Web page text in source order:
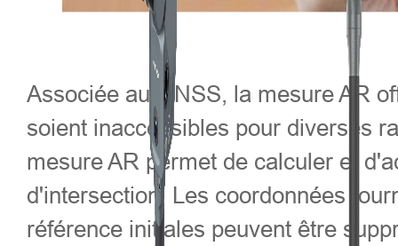
Associée au GNSS, la mesure AR
soient inaccessibles pour diverses
mesure AR permet de calculer et
d'intersection. Les coordonnées
référence initiales peuvent être